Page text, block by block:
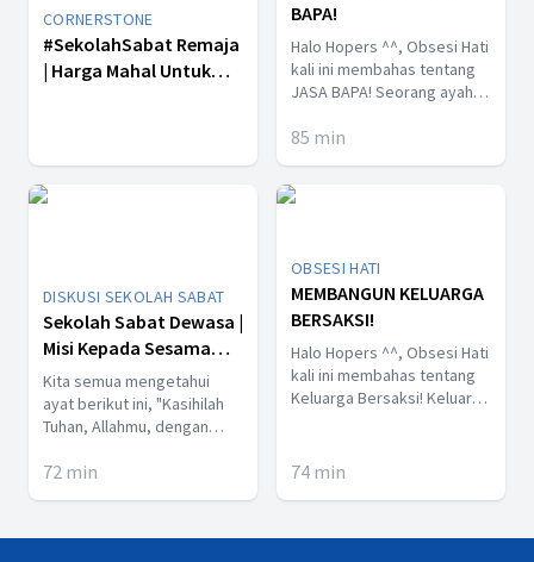
CORNERSTONE
#SekolahSabat Remaja
| Harga Mahal Untuk
BAPA!
Halo Hopers ^^, Obsesi Hati
kali ini membahas tentang
JASA BAPA! Seorang ayah
sebagai pemimpin keluarga.
tentunya seorang ayah
memiliki banyak sekali jasa
bukan hanya menciptakan
fondasi yang kuat untuk
pengembangan pribadi dan
kontribusi positif terhadap
keharmonisan keluarga dan
masyarakat secara luas.
HATI pada malam ini dengan
topik "JASA BAPA"
85 min
DISKUSI SEKOLAH SABAT
Sekolah Sabat Dewasa |
Misi Kepada Sesama
Saya - Pelajaran 07
Kuartal IV 2023
Kita semua mengetahui
ayat berikut ini, "Kasihilah
Tuhan, Allahmu, dengan
dengan segenap jiwamu
segenap akal budimu" (Luk.
72 min
OBSESI HATI
MEMBANGUN KELUARGA
BERSAKSI!
Halo Hopers ^^, Obsesi Hati
kali ini membahas tentang
Keluarga Bersaksi! Keluarga
kepada peran penting dari
serta memengaruhi
74 min